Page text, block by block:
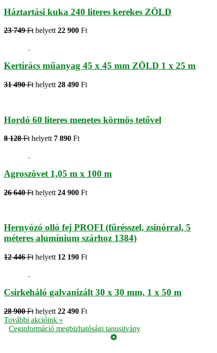
Háztartási kuka 240 literes kerekes ZÖLD
23 749 Fthelyett22 900 Ft
Kertirács műanyag 45 x 45 mm ZÖLD 1 x 25 m
31 490 Ft helyett 28 490 Ft
Hordó 60 literes menetes körmös tetővel
8 128 Ft helyett 7 890 Ft
Agroszövet 1,05 m x 100 m
26 640 Ft helyett 24 900 Ft
Hernyózó olló fej PROFI (fűrésszel, zsinórral, 5
méteres alumínium szárhoz 1384)
12 446 Ft helyett 12 190 Ft
Csirkeháló galvanizált 30 x 30 mm, 1 x 50 m
28 900 Ft helyett 22 490 Ft
További akcióink »
Ceginformáció megbizhatósági tanusitvány